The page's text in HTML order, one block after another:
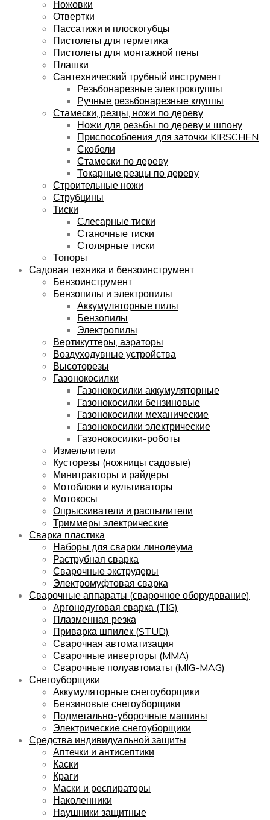
Ножовки
Отвертки
Пассатижи и плоскогубцы
Пистолеты для герметика
Пистолеты для монтажной пены
Плашки
Сантехнический трубный инструмент
Резьбонарезные электроклуппы
Ручные резьбонарезные клуппы
Стамески, резцы, ножи по дереву
Ножи для резьбы по дереву и шпону
Приспособления для заточки KIRSCHEN
Скобели
Стамески по дереву
Токарные резцы по дереву
Строительные ножи
Струбцины
Тиски
Слесарные тиски
Станочные тиски
Столярные тиски
Топоры
Садовая техника и бензоинструмент
Бензоинструмент
Бензопилы и электропилы
Аккумуляторные пилы
Бензопилы
Электропилы
Вертикуттеры, аэраторы
Воздуходувные устройства
Высоторезы
Газонокосилки
Газонокосилки аккумуляторные
Газонокосилки бензиновые
Газонокосилки механические
Газонокосилки электрические
Газонокосилки-роботы
Измельчители
Кусторезы (ножницы садовые)
Минитракторы и райдеры
Мотоблоки и культиваторы
Мотокосы
Опрыскиватели и распылители
Триммеры электрические
Сварка пластика
Наборы для сварки линолеума
Раструбная сварка
Сварочные экструдеры
Электромуфтовая сварка
Сварочные аппараты (сварочное оборудование)
Аргонодуговая сварка (TIG)
Плазменная резка
Приварка шпилек (STUD)
Сварочная автоматизация
Сварочные инверторы (MMA)
Сварочные полуавтоматы (MIG-MAG)
Снегоуборщики
Аккумуляторные снегоуборщики
Бензиновые снегоуборщики
Подметально-уборочные машины
Электрические снегоуборщики
Средства индивидуальной защиты
Аптечки и антисептики
Каски
Краги
Маски и респираторы
Наколенники
Наушники защитные